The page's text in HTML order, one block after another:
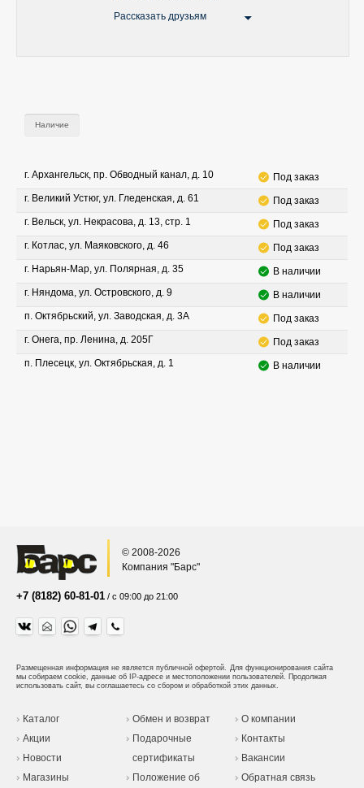
Рассказать друзьям
Наличие
г. Архангельск, пр. Обводный канал, д. 10
Под заказ
г. Великий Устюг, ул. Гледенская, д. 61
Под заказ
г. Вельск, ул. Некрасова, д. 13, стр. 1
Под заказ
г. Котлас, ул. Маяковского, д. 46
Под заказ
г. Нарьян-Мар, ул. Полярная, д. 35
В наличии
г. Няндома, ул. Островского, д. 9
В наличии
п. Октябрьский, ул. Заводская, д. 3А
Под заказ
г. Онега, пр. Ленина, д. 205Г
Под заказ
п. Плесецк, ул. Октябрьская, д. 1
В наличии
© 2008-2026
Компания "Барс"
+7 (8182) 60-81-01 / с 09:00 до 21:00
Размещенная информация не является публичной офертой. Для функционирования сайта
мы собираем cookie, данные об IP-адресе и местоположении пользователей. Продолжая
использовать сайт, вы соглашаетесь со сбором и обработкой этих данных.
Каталог
Акции
Новости
Магазины
Обмен и возврат
Подарочные
сертификаты
Положение об
О компании
Контакты
Вакансии
Обратная связь